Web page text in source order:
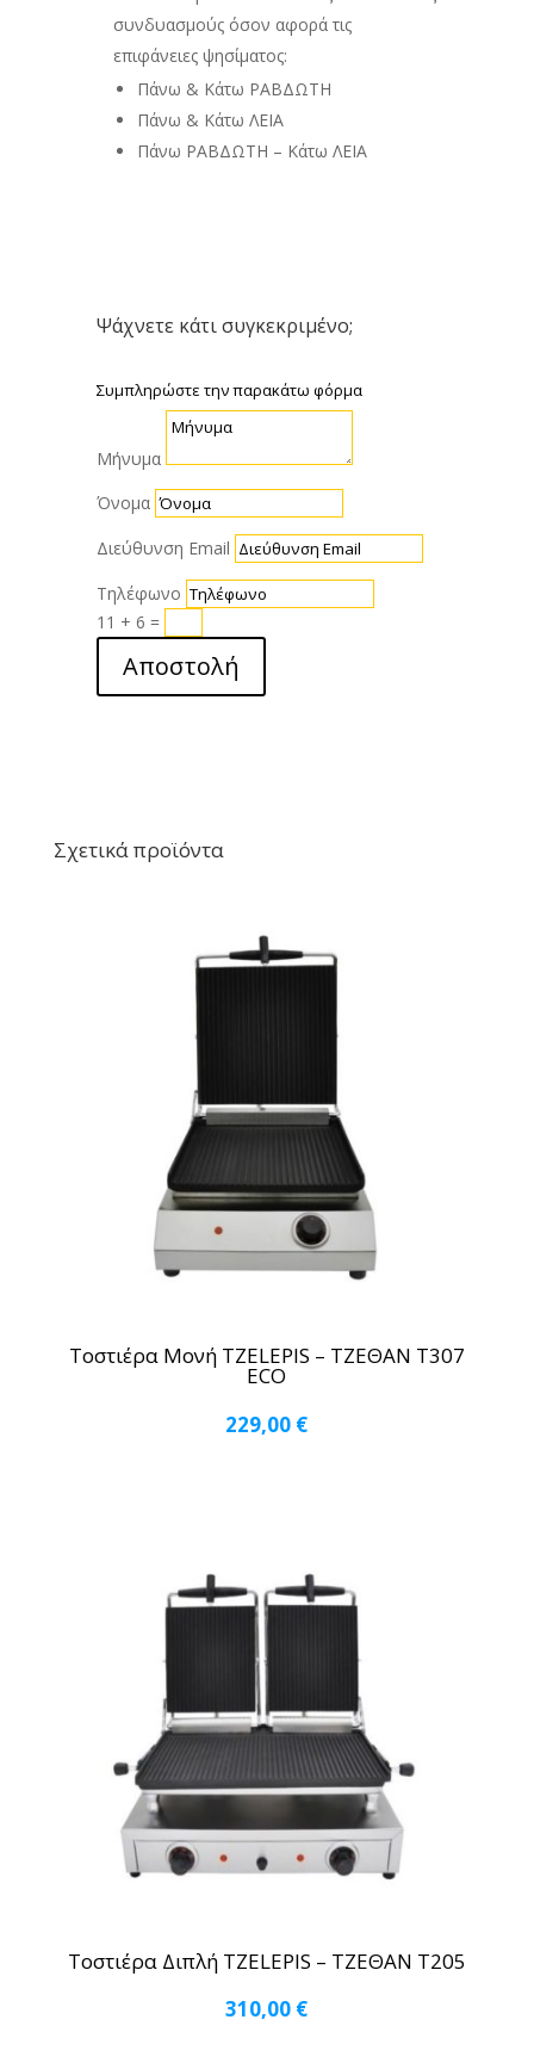
συνδυασμούς όσον αφορά τις
επιφάνειες ψησίματος:
Πάνω & Κάτω ΡΑΒΔΩΤΗ
Πάνω & Κάτω ΛΕΙΑ
Πάνω ΡΑΒΔΩΤΗ – Κάτω ΛΕΙΑ
Ψάχνετε κάτι συγκεκριμένο;
Συμπληρώστε την παρακάτω φόρμα
Μήνυμα
Όνομα
Διεύθυνση Email
Τηλέφωνο
11 + 6 =
Αποστολή
Σχετικά προϊόντα
Τοστιέρα Μονή TZELEPIS – ΤΖΕΘΑΝ Τ307
ECO
229,00 €
Τοστιέρα Διπλή TZELEPIS – ΤΖΕΘΑΝ Τ205
310,00 €